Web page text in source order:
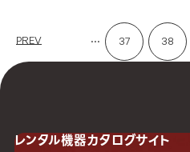
PREV ... 37 38
レンタル機器カタログサイト